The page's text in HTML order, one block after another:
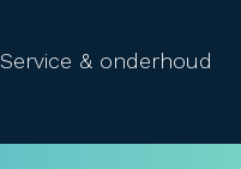
Service & onderhoud